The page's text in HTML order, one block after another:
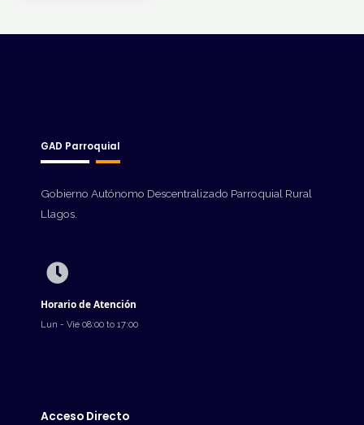
GAD Parroquial
Gobierno Autónomo Descentralizado Parroquial Rural
Llagos.
Horario de Atención
Lun - Vie 08:00 to 17:00
Acceso Directo